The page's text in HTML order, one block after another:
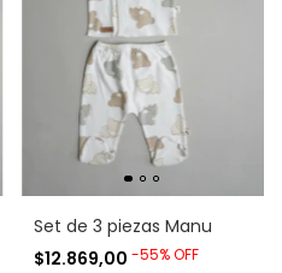
Set de 3 piezas Manu
$12.869,00 -55%OFF